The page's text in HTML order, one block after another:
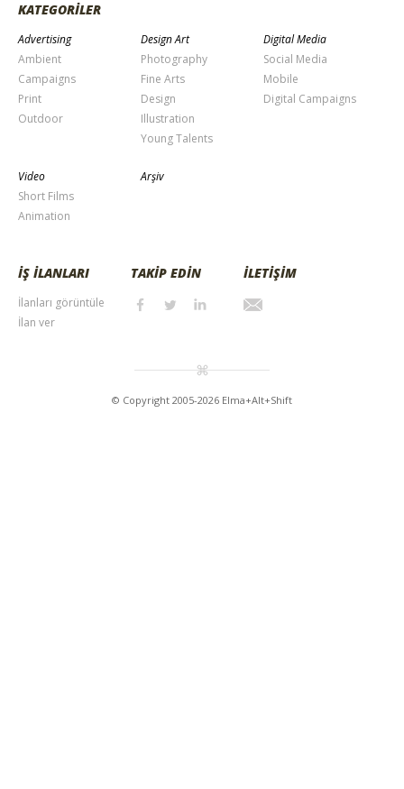
KATEGORİLER
Advertising
Ambient
Campaigns
Print
Outdoor
Design Art
Photography
Fine Arts
Design
Illustration
Young Talents
Digital Media
Social Media
Mobile
Digital Campaigns
Video
Short Films
Animation
Arşiv
İŞ İLANLARI
İlanları görüntüle
İlan ver
TAKİP EDİN İLETİŞİM
© Copyright 2005-2026 Elma+Alt+Shift